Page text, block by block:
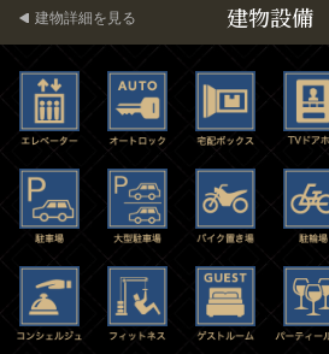
建物設備
建物詳細を見る